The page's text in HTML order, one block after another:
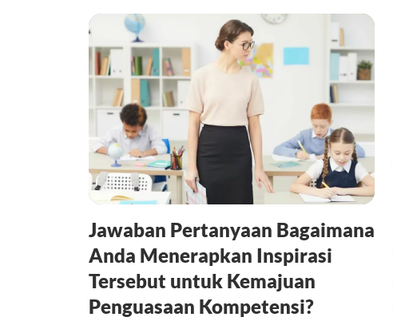
Jawaban Pertanyaan Bagaimana
Anda Menerapkan Inspirasi
Tersebut untuk Kemajuan
Penguasaan Kompetensi?